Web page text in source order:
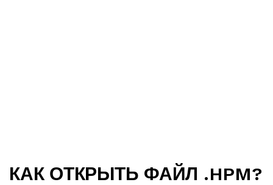
КАК ОТКРЫТЬ ФАЙЛ .HPM?